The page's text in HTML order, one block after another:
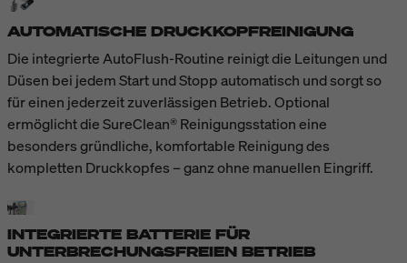
AUTOMATISCHE DRUCKKOPFREINIGUNG
Die integrierte AutoFlush-Routine reinigt die Leitungen und
Düsen bei jedem Start und Stopp automatisch und sorgt so
für einen jederzeit zuverlässigen Betrieb. Optional
ermöglicht die SureClean® Reinigungsstation eine
besonders gründliche, komfortable Reinigung des
kompletten Druckkopfes – ganz ohne manuellen Eingriff.
INTEGRIERTE BATTERIE FÜR
UNTERBRECHUNGSFREIEN BETRIEB